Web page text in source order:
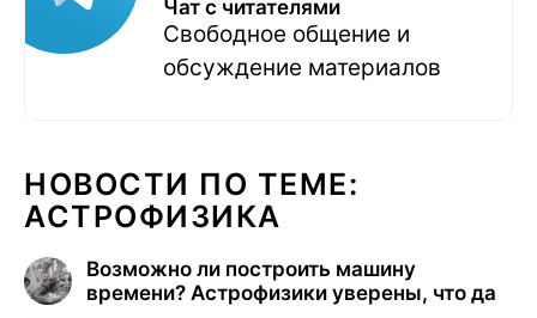
Чат с читателями
Свободное общение и
обсуждение материалов
НОВОСТИ ПО ТЕМЕ:
АСТРОФИЗИКА
Возможно ли построить машину
времени? Астрофизики уверены, что да